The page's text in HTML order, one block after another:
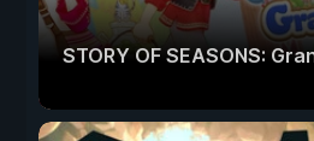
STORY OF SEASONS: